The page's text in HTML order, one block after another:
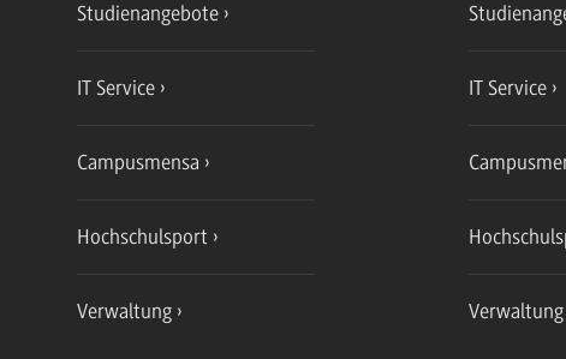
Studienangebote
IT Service
Campusmensa
Hochschulsport
Verwaltung
IT Service
Verwaltung